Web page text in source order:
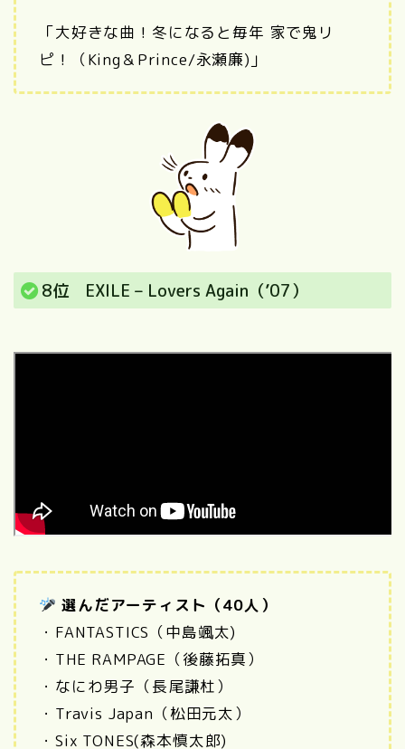
「大好きな曲！冬になると毎年 家で鬼リ
ピ！（King＆Prince/永瀬廉)」
8位 EXILE – Lovers Again（’07）
選んだアーティスト（40人）
・FANTASTICS（中島颯太)
・ THE RAMPAGE（後藤拓真）
・なにわ男子（長尾謙杜）
・ Travis Japan（松田元太）
・Six TONES(森本慎太郎)